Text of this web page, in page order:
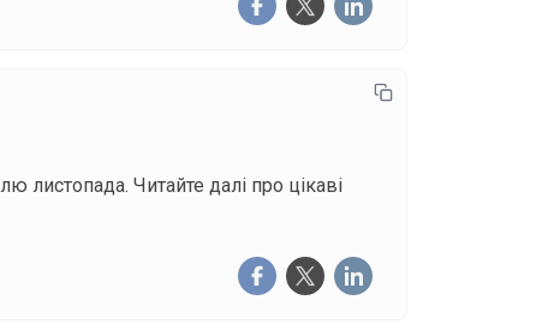
листопада. Читайте далі про цікаві